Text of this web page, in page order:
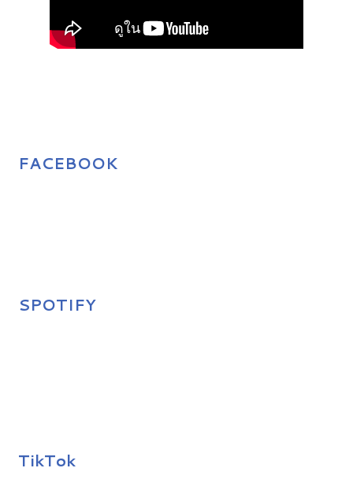
FACEBOOK
SPOTIFY
TikTok